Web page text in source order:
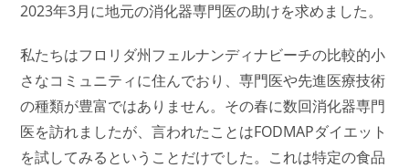
2023年3月に地元の消化器専門医の助けを求めました。
私たちはフロリダ州フェルナンディナビーチの比較的小
さなコミュニティに住んでおり、専門医や先進医療技術
の種類が豊富ではありません。その春に数回消化器専門
医を訪れましたが、言われたことはFODMAPダイエット
を試してみるということだけでした。これは特定の食品